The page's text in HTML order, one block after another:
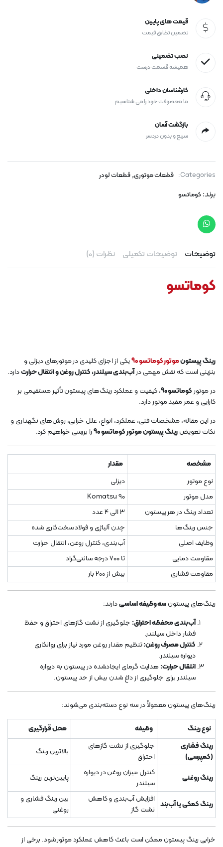
قیمت های پایین
تضمین تطابق قیمت
نصب تضمینی
همیشه قسمت درست
کارشناسان داخلی
ما محصولات خود را می شناسیم
بازگشت آسان
سریع و بدون دردسر
Categories: قطعات موتوری,قطعات لودر
برند: کوماتسو
توضیحات توضیحات تکمیلی نظرات (0)
کوماتسو
رینگ پیستونموتور کوماتسو 90
یکی از اجزای کلیدی در موتورهای دیزلی و
بنزینی است که نقش مهمی درآب‌بندی سیلندر، کنترل روغن و انتقال حرارتدارد.
در موتورکوماتسو 90
، کیفیت و عملکرد رینگ‌های پیستون تأثیر مستقیمی بر
کارایی و عمر مفید موتور دارد.
در این مقاله، مشخصات فنی، عملکرد، انواع، علل خرابی، روش‌های نگهداری و
نکات تعویضرینگ پیستون موتور کوماتسو 90 را بررسی خواهیم کرد.
مشخصه
مقدار
نوع موتور
دیزلی
مدل موتور
Komatsu 90
تعداد رینگ در هر پیستون
3 الی 4 عدد
جنس رینگ‌ها
چدن آلیاژی و فولاد سخت‌کاری شده
وظایف اصلی
آب‌بندی، کنترل روغن، انتقال حرارت
مقاومت دمایی
تا 700 درجه سانتی‌گراد
مقاومت فشاری
بیش از 200 بار
رینگ‌های پیستونسه وظیفه اساسیدارند:
آب‌بندی محفظه احتراق: جلوگیری از نشت گازهای احتراق و حفظ
فشار داخل سیلندر.
کنترل مصرف روغن:تنظیم مقدار روغن مورد نیاز برای روانکاری
دیواره سیلندر.
انتقال حرارت: هدایت گرمای ایجادشده در پیستون به دیواره
سیلندر برای جلوگیری از داغ شدن بیش از حد پیستون.
رینگ‌های پیستون معمولاً در سه نوع دسته‌بندی می‌شوند:
نوع رینگ وظیفه
محل قرارگیری
رینگ فشاری
(کمپرسی)
جلوگیری از نشت گازهای
احتراق
بالاترین رینگ
رینگ روغنی
کنترل میزان روغن در دیواره
سیلندر
پایین‌ترین رینگ
رینگ کمکی یا آب‌بند
افزایش آب‌بندی و کاهش
نشت گاز
بین رینگ فشاری و
روغنی
خرابی رینگ پیستون ممکن است باعث کاهش عملکرد موتور شود. برخی از